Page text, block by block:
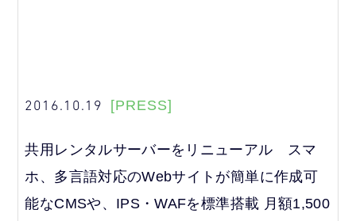
2016.10.19 [PRESS]
共用レンタルサーバーをリニューアル スマ
ホ、多言語対応のWebサイトが簡単に作成可
能なCMSや、IPS・WAFを標準搭載 月額1,500